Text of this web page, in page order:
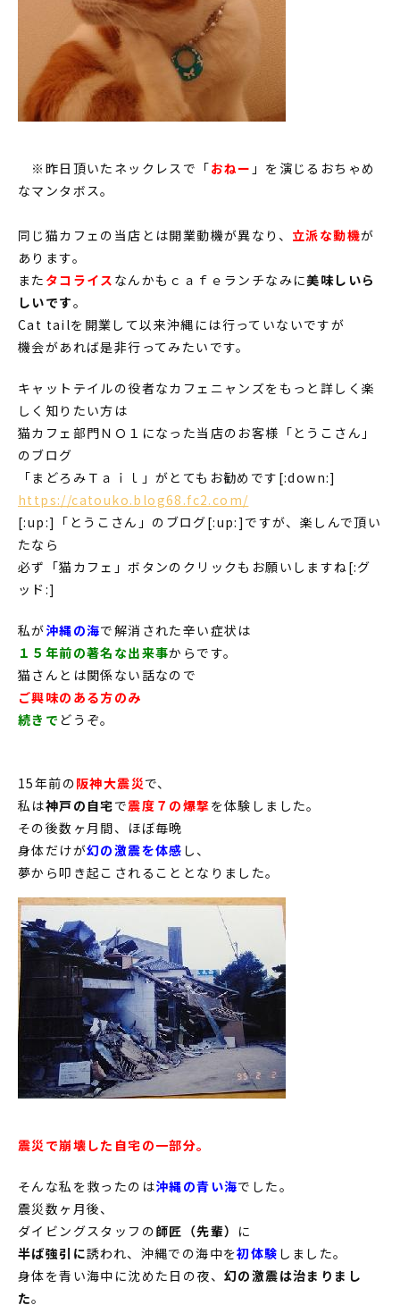
※昨日頂いたネックレスで「おねー 」を演じるおちゃめ
なマンタボス。
同じ猫カフェの当店とは開業動機が異なり、 立派な動機が
あります。
また タコライス なんかもｃａｆｅランチなみに美味しいら
しいです。
Cat tailを開業して以来沖縄には行っていないですが
機会があれば是非行ってみたいです。
キャットテイルの役者なカフェニャンズをもっと詳しく楽
しく知りたい方は
猫カフェ部門ＮＯ１になった当店のお客様「とうこさん」
のブログ
「まどろみＴａｉｌ」がとてもお勧めです[:down:]
https://catouko.blog68.fc2.com/
[:up:]「とうこさん」のブログ[:up:]ですが、楽しんで頂い
たなら
必ず「猫カフェ」ボタンのクリックもお願いしますね[:グ
ッド:]
私が沖縄の海で解消された辛い症状は
１５年前の著名な出来事からです。
猫さんとは関係ない話なので
ご興味のある方のみ
続きで どうぞ。
15年前の阪神大震災で、
私は神戸の自宅で震度７の爆撃を体験しました。
その後数ヶ月間、ほぼ毎晩
身体だけが幻の激震を体感 し、
夢から叩き起こされることとなりました。
震災で崩壊した自宅の一部分。
そんな私を救ったのは沖縄の青い海でした。
震災数ヶ月後、
ダイビングスタッフの師匠（先輩） に
半ば強引に誘われ、沖縄での海中を初体験 しました。
身体を青い海中に沈めた日の夜、 幻の激震は治まりまし
た。